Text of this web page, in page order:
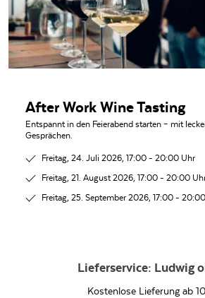
After Work Wine Tasting
Entspannt in den Feierabend starten – mit
Gesprächen.
Freitag, 24. Juli 2026, 17:00 - 20:00 Uhr
Freitag, 21. August 2026, 17:00 - 20:00
Freitag, 25. September 2026, 17:00 -
Lieferservice: Ludwig
Kostenlose Lieferung ab